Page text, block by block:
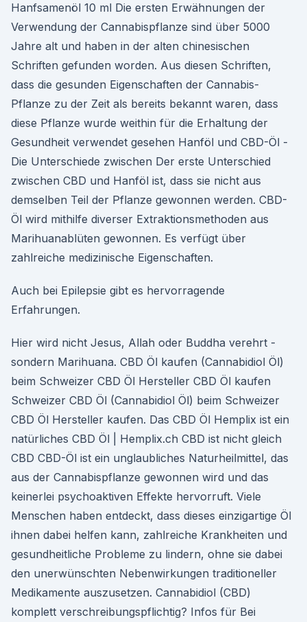
Hanfsamenöl 10 ml Die ersten Erwähnungen der
Verwendung der Cannabispflanze sind über 5000
Jahre alt und haben in der alten chinesischen
Schriften gefunden worden. Aus diesen Schriften,
dass die gesunden Eigenschaften der Cannabis-
Pflanze zu der Zeit als bereits bekannt waren, dass
diese Pflanze wurde weithin für die Erhaltung der
Gesundheit verwendet gesehen Hanföl und CBD-Öl -
Die Unterschiede zwischen Der erste Unterschied
zwischen CBD und Hanföl ist, dass sie nicht aus
demselben Teil der Pflanze gewonnen werden. CBD-
Öl wird mithilfe diverser Extraktionsmethoden aus
Marihuanablüten gewonnen. Es verfügt über
zahlreiche medizinische Eigenschaften.
Auch bei Epilepsie gibt es hervorragende
Erfahrungen.
Hier wird nicht Jesus, Allah oder Buddha verehrt -
sondern Marihuana. CBD Öl kaufen (Cannabidiol Öl)
beim Schweizer CBD Öl Hersteller CBD Öl kaufen
Schweizer CBD Öl (Cannabidiol Öl) beim Schweizer
CBD Öl Hersteller kaufen. Das CBD Öl Hemplix ist ein
natürliches CBD Öl | Hemplix.ch CBD ist nicht gleich
CBD CBD-Öl ist ein unglaubliches Naturheilmittel, das
aus der Cannabispflanze gewonnen wird und das
keinerlei psychoaktiven Effekte hervorruft. Viele
Menschen haben entdeckt, dass dieses einzigartige Öl
ihnen dabei helfen kann, zahlreiche Krankheiten und
gesundheitliche Probleme zu lindern, ohne sie dabei
den unerwünschten Nebenwirkungen traditioneller
Medikamente auszusetzen. Cannabidiol (CBD)
komplett verschreibungspflichtig? Infos für Bei